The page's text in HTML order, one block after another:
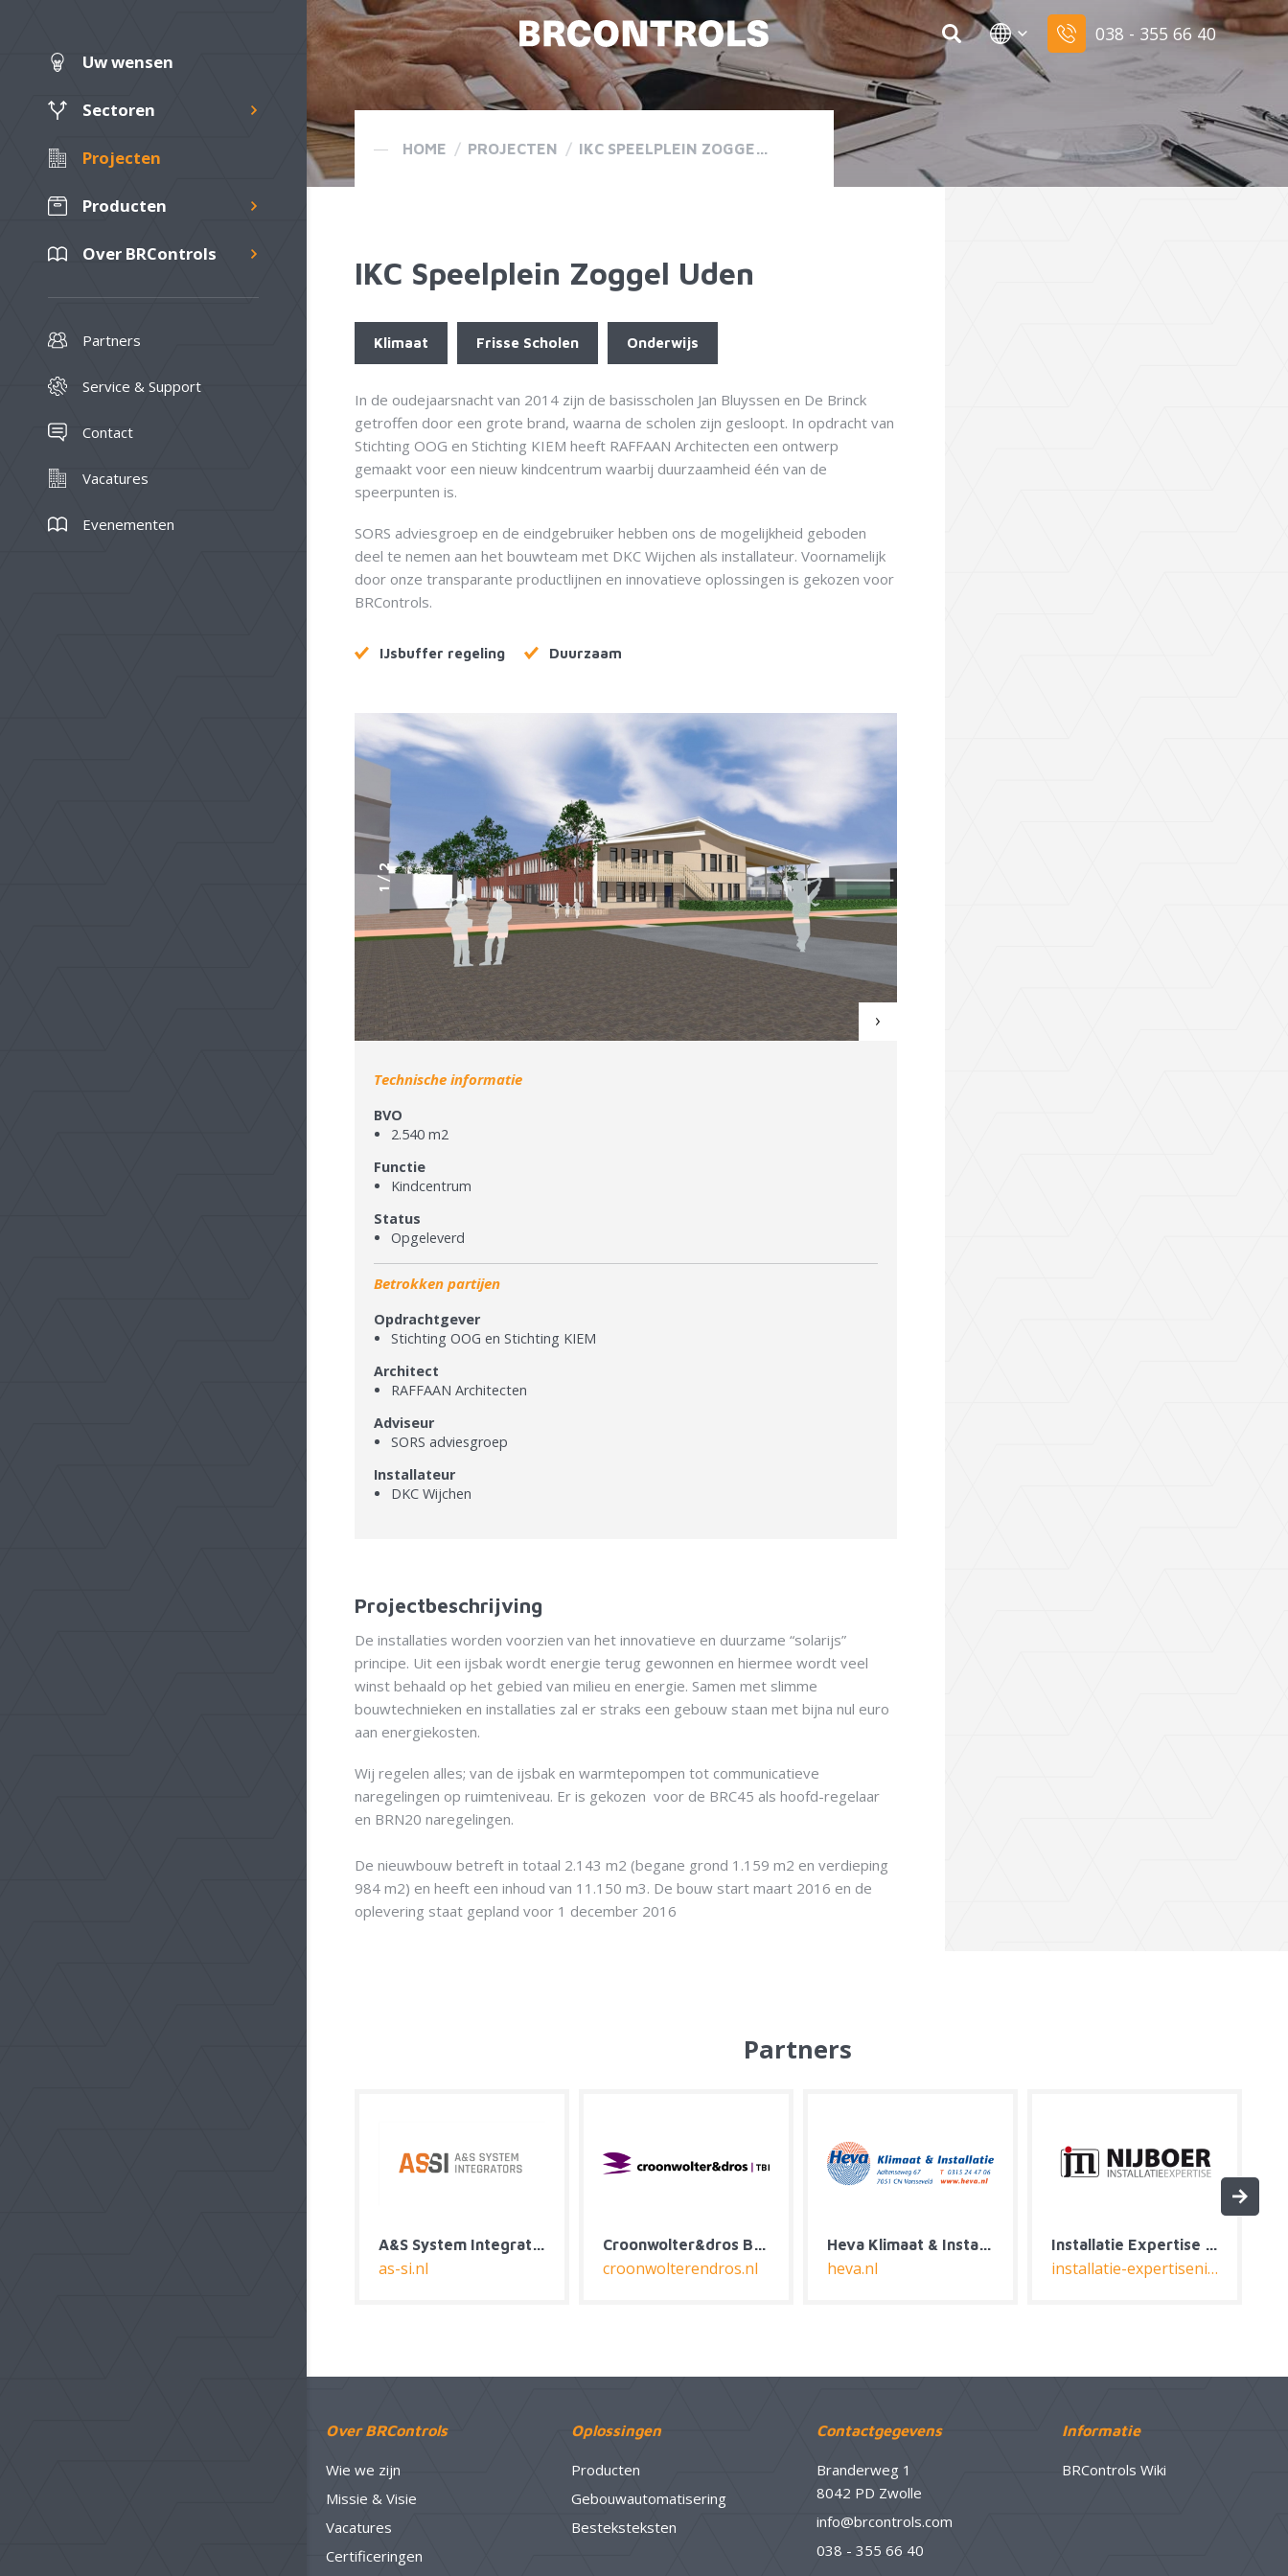
038 - 355 66 40
HOME / PROJECTEN /
IKC Speelplein Zoggel Uden
Klimaat Frisse Scholen Onderwijs
In de oudejaarsnacht van 2014 zijn de basisscholen Jan Bluyssen en De Brinck
getroffen door een grote brand, waarna de scholen zijn gesloopt. In opdracht van
Stichting OOG en Stichting KIEM heeft RAFFAAN Architecten een ontwerp
gemaakt voor een nieuw kindcentrum waarbij duurzaamheid één van de
speerpunten is.
SORS adviesgroep en de eindgebruiker hebben ons de mogelijkheid geboden
deel te nemen aan het bouwteam met DKC Wijchen als installateur. Voornamelijk
door onze transparante productlijnen en innovatieve oplossingen is gekozen voor
BRControls.
IJsbuffer regeling Duurzaam
1
/
2
Technische informatie
BVO
2.540 m2
Functie
Kindcentrum
Status
Opgeleverd
Betrokken partijen
Opdrachtgever
Stichting OOG en Stichting KIEM
Architect
RAFFAAN Architecten
Adviseur
SORS adviesgroep
Installateur
DKC Wijchen
Projectbeschrijving
De installaties worden voorzien van het innovatieve en duurzame “solarijs”
principe. Uit een ijsbak wordt energie terug gewonnen en hiermee wordt veel
winst behaald op het gebied van milieu en energie. Samen met slimme
bouwtechnieken en installaties zal er straks een gebouw staan met bijna nul euro
aan energiekosten.
Wij regelen alles; van de ijsbak en warmtepompen tot communicatieve
naregelingen op ruimteniveau. Er is gekozen voor de BRC45 als hoofd-regelaar
en BRN20 naregelingen.
De nieuwbouw betreft in totaal 2.143 m2 (begane grond 1.159 m2 en verdieping
984 m2) en heeft een inhoud van 11.150 m3. De bouw start maart 2016 en de
oplevering staat gepland voor 1 december 2016
Partners
A&S System Integrators Croonwolter&dros B.V.
croonwolterendros.nl
Heva Klimaat & Installatie
heva.nl
Installatie Expertise Nijboer
installatie-expertisenijboer.nl
Jaro
jaro-
Over BRControls
Wie we zijn
Missie & Visie
Vacatures
Certificeringen
Oplossingen
Producten
Gebouwautomatisering
Besteksteksten
Contactgegevens
Branderweg 1
8042 PD Zwolle
info@brcontrols.com
038 - 355 66 40
Informatie
BRControls Wiki
Uw wensen
Sectoren
Projecten
Producten
Over BRControls
Partners
Service & Support
Contact
Vacatures
Evenementen